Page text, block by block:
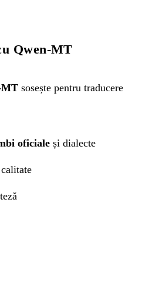
Qwen-MT
MT sosește pentru traducere
oficiale și dialecte